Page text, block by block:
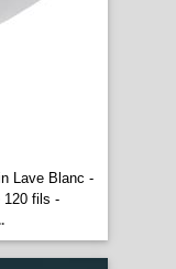
Lave Blanc -
fils -